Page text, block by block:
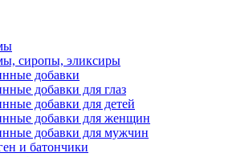
сиропы, эликсиры
добавки
добавки для глаз
добавки для детей
добавки для женщин
добавки для мужчин
и батончики